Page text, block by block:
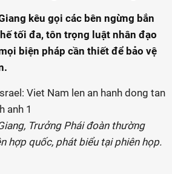
kêu gọi các bên ngừng bắn
tối đa, tôn trọng luật nhân đạo
biện pháp cần thiết để bảo vệ
Trưởng Phái đoàn thường
hợp quốc, phát biểu tại phiên họp.